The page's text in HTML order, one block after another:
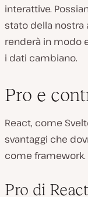
interattive.
stato della nostra
renderà in modo
i dati cambiano.
Pro e
React, come
svantaggi che
come framework.
Pro di React